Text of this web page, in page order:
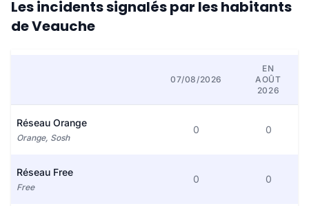
Les incidents signalés par les habitants
de Veauche
07/08/2026
EN
AOÛT
2026
Réseau Orange
Orange, Sosh
0 0
Réseau Free
Free
0 0